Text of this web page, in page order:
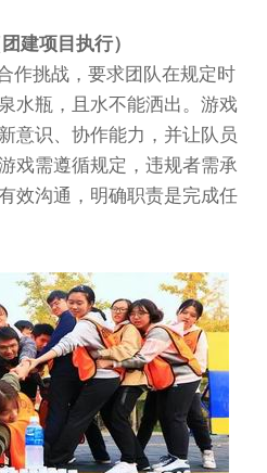
建项目执行）
作挑战，要求团队在规定时
水瓶，且水不能洒出。游戏
意识、协作能力，并让队员
戏需遵循规定，违规者需承
效沟通，明确职责是完成任